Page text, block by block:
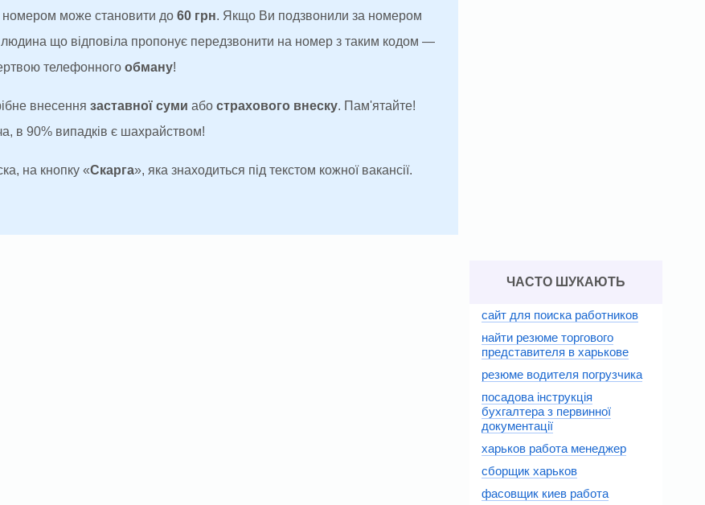
номером може становити до 60 грн. Якщо Ви подзвонили за номером
людина що відповіла пропонує передзвонити на номер з таким кодом —
телефонного обману!
внесення заставної суми або страхового внеску. Пам'ятайте!
в 90% випадків є шахрайством!
на кнопку «Скарга», яка знаходиться під текстом кожної вакансії.
ЧАСТО ШУКАЮТЬ
сайт для поиска работников
найти резюме торгового
представителя в харькове
резюме водителя погрузчика
посадова інструкція
бухгалтера з первинної
документації
харьков работа менеджер
сборщик харьков
фасовщик киев работа